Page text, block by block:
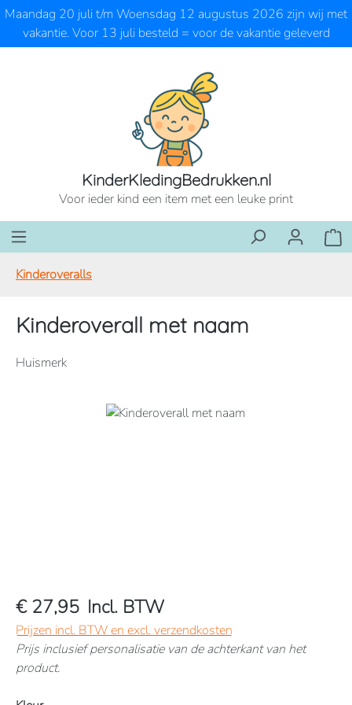
Ga naar de hoofdinhoud
Maandag 20 juli t/m Woensdag 12 augustus 2026 zijn wij met
vakantie. Voor 13 juli besteld = voor de vakantie geleverd
KinderKledingBedrukken.nl
Voor ieder kind een item met een leuke print
Kinderoveralls
Kinderoverall met naam
Huismerk
Afbeeldingengalerij overslaan
€ 27,95 Incl. BTW
Prijzen incl. BTW en excl. verzendkosten
Prijs inclusief personalisatie van de achterkant van het
product.